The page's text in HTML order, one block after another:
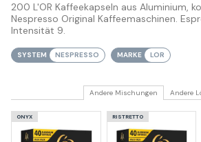
200 L'OR Kaffeekapseln aus Aluminium,
Nespresso Original Kaffeemaschinen.
Intensität 9.
SYSTEM NESPRESSO MARKE LOR
Andere Mischungen Andere
ONYX RISTRETTO